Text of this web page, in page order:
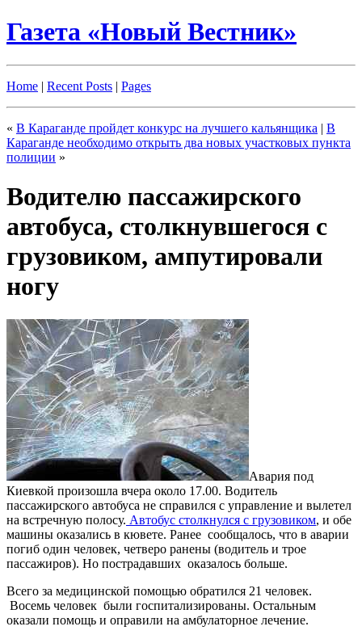
Газета «Новый Вестник»
Home | Recent Posts | Pages
« В Караганде пройдет конкурс на лучшего кальянщика | В
Караганде необходимо открыть два новых участковых пункта
полиции »
Водителю пассажирского
автобуса, столкнувшегося с
грузовиком, ампутировали
ногу
Авария под
Киевкой произошла вчера около 17.00. Водитель
пассажирского автобуса не справился с управление и вылетел
на встречную полосу. Автобус столкнулся с грузовиком, и обе
машины оказались в кювете. Ранее сообщалось, что в аварии
погиб один человек, четверо ранены (водитель и трое
пассажиров). Но пострадавших оказалось больше.
Всего за медицинской помощью обратился 21 человек.
Восемь человек были госпитализированы. Остальным
оказали помощь и оправили на амбулаторное лечение.